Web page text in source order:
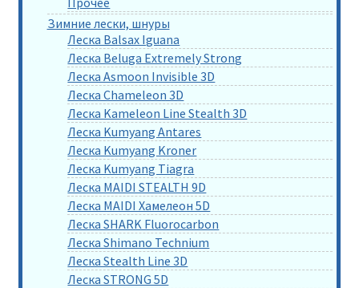
Зимние лески, шнуры
Леска Balsax Iguana
Леска Beluga Extremely Strong
Леска Asmoon Invisible 3D
Леска Chameleon 3D
Леска Kameleon Line Stealth 3D
Леска Kumyang Antares
Леска Kumyang Kroner
Леска Kumyang Tiagra
Леска MAIDI STEALTH 9D
Леска MAIDI Хамелеон 5D
Леска SHARK Fluorocarbon
Леска Shimano Technium
Леска Stealth Line 3D
Леска STRONG 5D